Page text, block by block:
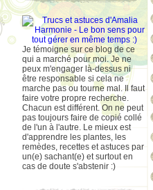
Je témoigne sur ce blog de ce
qui a marché pour moi. Je ne
peux m'engager là-dessus ni
être responsable si cela ne
marche pas ou tourne mal. Il faut
faire votre propre recherche.
Chacun est différent. On ne peut
pas toujours faire de copié collé
de l'un à l'autre. Le mieux est
d'apprendre les plantes, les
remèdes, recettes et astuces par
un(e) sachant(e) et surtout en
cas de doute s'abstenir :)